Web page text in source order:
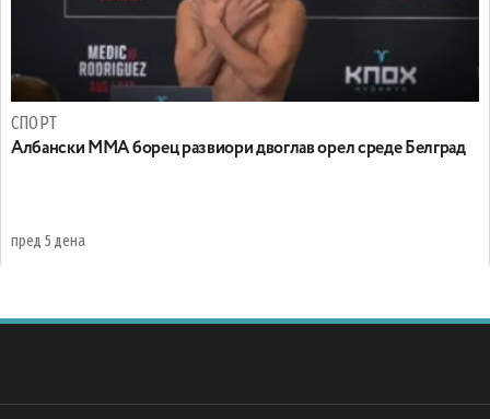
СПОРТ
Албански ММА борец развиори двоглав орел среде Белград
пред 5 дена